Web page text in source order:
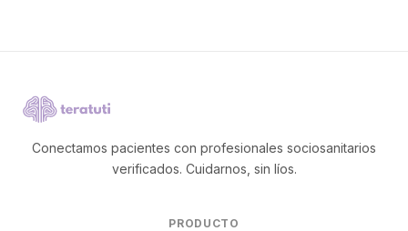
Conectamos pacientes con profesionales sociosanitarios
verificados. Cuidarnos, sin líos.
PRODUCTO